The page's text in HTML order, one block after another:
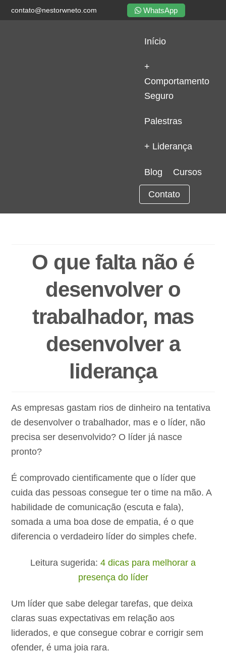
contato@nestorwneto.com WhatsApp
Início
+
Comportamento
Seguro
Palestras
+ Liderança
Blog Cursos
Contato
O que falta não é
desenvolver o
trabalhador, mas
desenvolver a
liderança
As empresas gastam rios de dinheiro na tentativa
de desenvolver o trabalhador, mas e o líder, não
precisa ser desenvolvido? O líder já nasce
pronto?
É comprovado cientificamente que o líder que
cuida das pessoas consegue ter o time na mão. A
habilidade de comunicação (escuta e fala),
somada a uma boa dose de empatia, é o que
diferencia o verdadeiro líder do simples chefe.
Leitura sugerida: 4 dicas para melhorar a
presença do líder
Um líder que sabe delegar tarefas, que deixa
claras suas expectativas em relação aos
liderados, e que consegue cobrar e corrigir sem
ofender, é uma joia rara.